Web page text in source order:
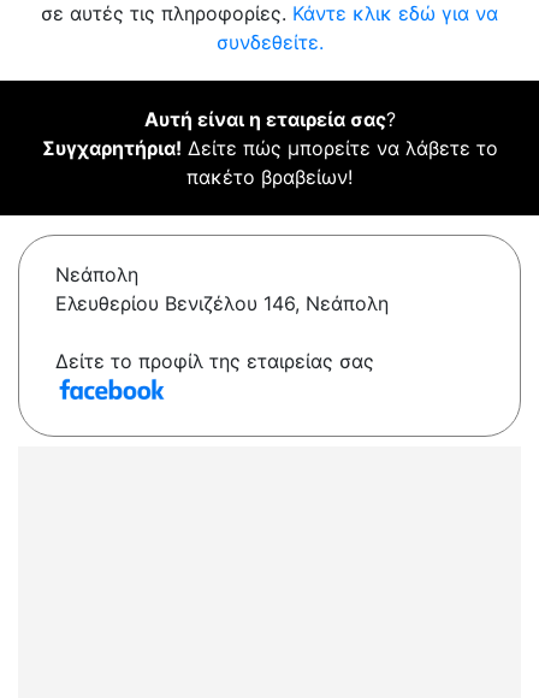
σε αυτές τις πληροφορίες. Κάντε κλικ εδώ για να
συνδεθείτε.
Αυτή είναι η εταιρεία σας?
Συγχαρητήρια! Δείτε πώς μπορείτε να λάβετε το
πακέτο βραβείων!
Νεάπολη
Ελευθερίου Βενιζέλου 146, Νεάπολη
Δείτε το προφίλ της εταιρείας σας